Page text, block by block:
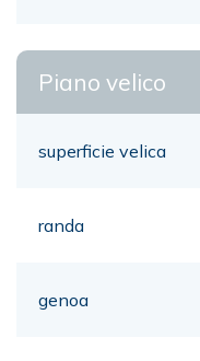
Piano velico
superficie velica
randa
genoa